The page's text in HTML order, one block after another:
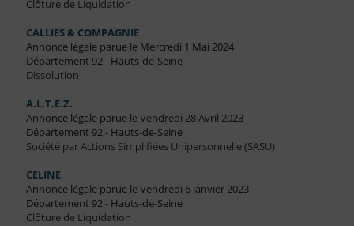
Clôture de Liquidation
CALLIES & COMPAGNIE
Annonce légale parue le Mercredi 1 Mai 2024
Département 92 - Hauts-de-Seine
Dissolution
A.L.T.E.Z.
Annonce légale parue le Vendredi 28 Avril 2023
Département 92 - Hauts-de-Seine
Société par Actions Simplifiées Unipersonnelle (SASU)
CELINE
Annonce légale parue le Vendredi 6 Janvier 2023
Département 92 - Hauts-de-Seine
Clôture de Liquidation